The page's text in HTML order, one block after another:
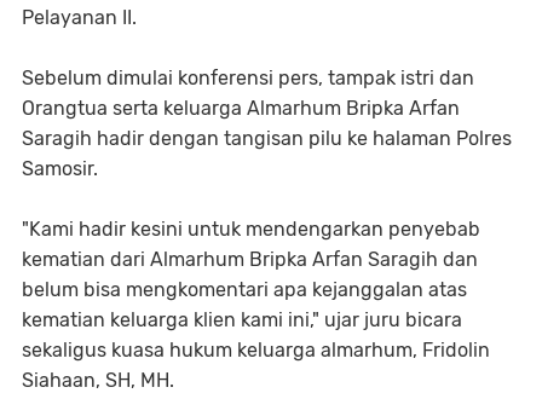
Pelayanan II.
Sebelum dimulai konferensi pers, tampak istri dan
Orangtua serta keluarga Almarhum Bripka Arfan
Saragih hadir dengan tangisan pilu ke halaman Polres
Samosir.
"Kami hadir kesini untuk mendengarkan penyebab
kematian dari Almarhum Bripka Arfan Saragih dan
belum bisa mengkomentari apa kejanggalan atas
kematian keluarga klien kami ini," ujar juru bicara
sekaligus kuasa hukum keluarga almarhum, Fridolin
Siahaan, SH, MH.